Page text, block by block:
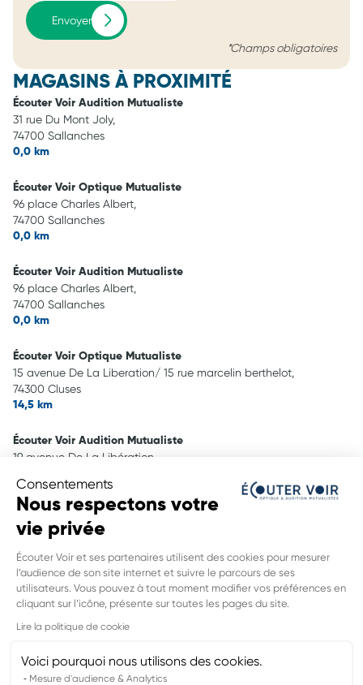
Consentements
Nous respectons votre
vie privée
Écouter Voir et ses partenaires utilisent des cookies pour mesurer
l’audience de son site internet et suivre le parcours de ses
utilisateurs. Vous pouvez à tout moment modifier vos préférences en
cliquant sur l’icône, présente sur toutes les pages du site.
Lire la politique de cookie
Voici pourquoi nous utilisons des cookies.
Mesure d'audience & Analytics
Envoyer
*Champs obligatoires
MAGASINS À PROXIMITÉ
Écouter Voir Audition Mutualiste
31 rue Du Mont Joly,
74700 Sallanches
0,0 km
Écouter Voir Optique Mutualiste
96 place Charles Albert,
74700 Sallanches
0,0 km
Écouter Voir Audition Mutualiste
96 place Charles Albert,
74700 Sallanches
0,0 km
Écouter Voir Optique Mutualiste
15 avenue De La Liberation/ 15 rue marcelin berthelot,
74300 Cluses
14,5 km
Écouter Voir Audition Mutualiste
19 avenue De La Libération,
14,5 km
Écouter Voir Optique Mutualiste
55 Av. du Mont Blanc,
74950 Scionzier
14,7 km
INFORMATIONS LÉGALES DE CE
POINT DE VENTE
BLANC
Adresse mail DPO : contact.rgpd@umfmb.fr